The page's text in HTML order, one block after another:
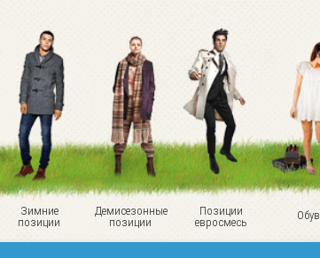
Зимние
позиции
Демисезонные
позиции
Позиции
евросмесь